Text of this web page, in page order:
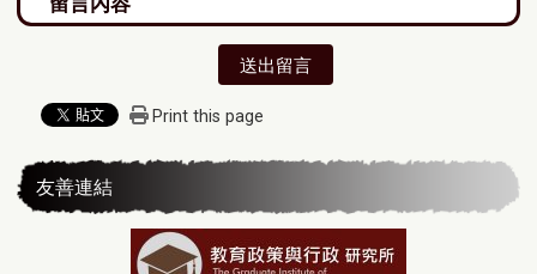
送出留言
Print this page
友善連結